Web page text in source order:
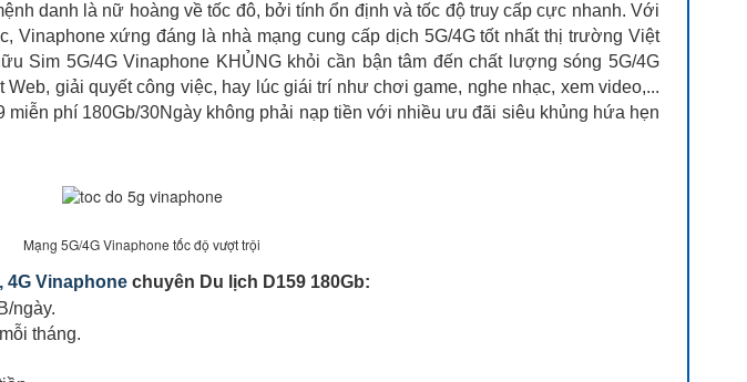
danh là nữ hoàng về tốc đô, bởi tính ổn định và tốc độ truy cấp cực nhanh. Với
Vinaphone xứng đáng là nhà mạng cung cấp dịch 5G/4G tốt nhất thị trường Việt
Sim 5G/4G Vinaphone KHỦNG khỏi cần bận tâm đến chất lượng sóng 5G/4G
giải quyết công việc, hay lúc giái trí như chơi game, nghe nhạc, xem video,...
miễn phí 180Gb/30Ngày không phải nạp tiền với nhiều ưu đãi siêu khủng hứa hẹn
Mạng 5G/4G Vinaphone tốc độ vượt trội
4G Vinaphone chuyên Du lịch D159 180Gb:
ngày.
tháng.